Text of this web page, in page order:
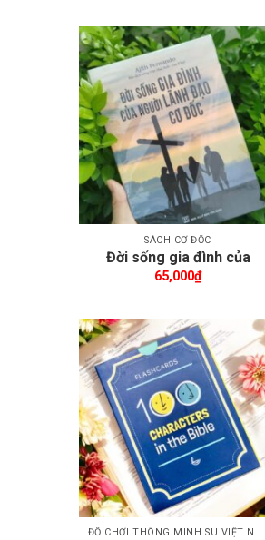
Thêm wishlist
SÁCH CƠ ĐỐC
Đời sống gia đình của
người lãnh đạo Cơ Đốc
65,000₫
Thêm wishlist
ĐỒ CHƠI THÔNG MINH SU VIỆT NAM